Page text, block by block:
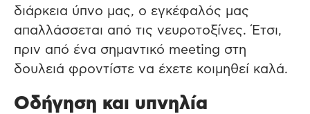
διάρκεια ύπνο μας, ο εγκέφαλός μας
απαλλάσσεται από τις νευροτοξίνες. Έτσι,
πριν από ένα σημαντικό meeting στη
δουλειά φροντίστε να έχετε κοιμηθεί καλά.
Οδήγηση και υπνηλία